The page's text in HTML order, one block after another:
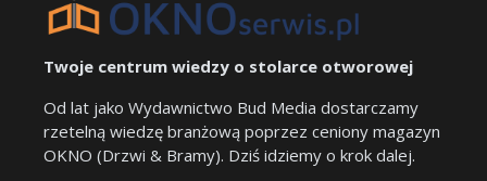
Twoje centrum wiedzy o stolarce otworowej
Od lat jako Wydawnictwo Bud Media dostarczamy
rzetelną wiedzę branżową poprzez ceniony magazyn
OKNO (Drzwi & Bramy). Dziś idziemy o krok dalej.